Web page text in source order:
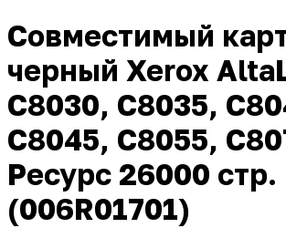
Совместимый
черный Xerox
C8030, C8035,
C8045, C8055,
Ресурс 26000 стр.
(006R01701)